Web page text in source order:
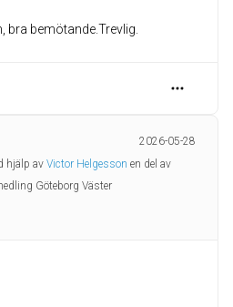
bra bemötande.Trevlig.
2026-05-28
hjälp av Victor Helgesson en del av
Göteborg Väster